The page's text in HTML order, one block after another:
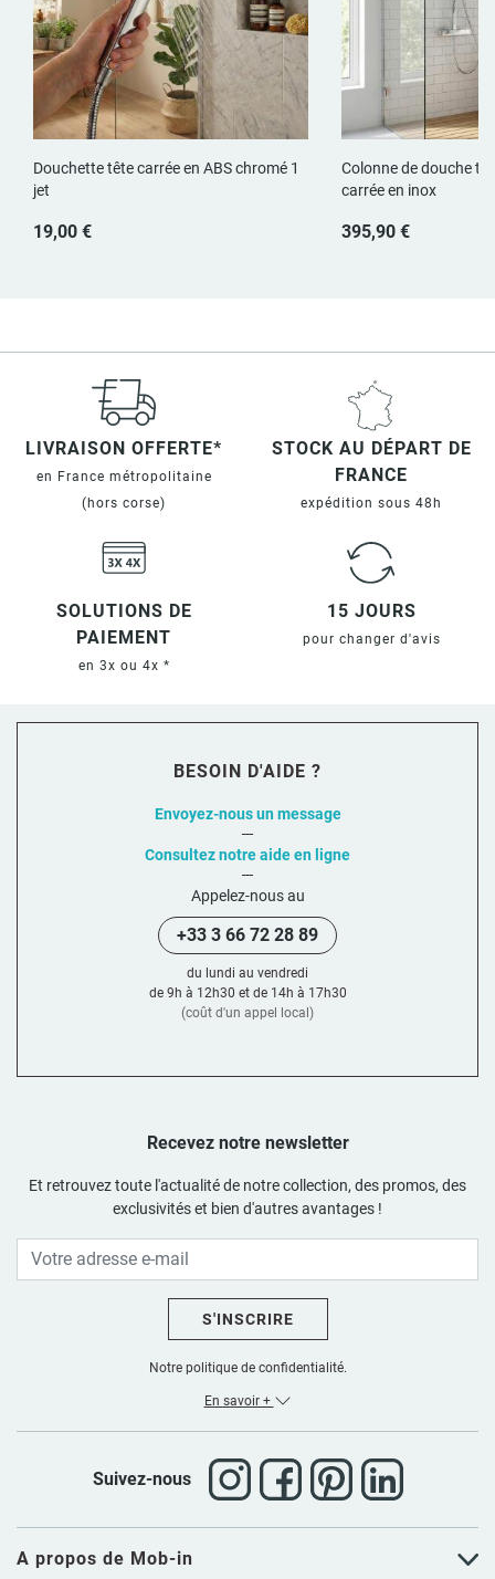
Douchette tête carrée en ABS chromé 1
jet
19,00 €
Colonne de douche
carrée en inox
395,90 €
LIVRAISON OFFERTE*
en France métropolitaine
(hors corse)
STOCK AU DÉPART DE
FRANCE
expédition sous 48h
SOLUTIONS DE
PAIEMENT
en 3x ou 4x *
15 JOURS
pour changer d'avis
A propos de Mob-in
Recevez notre newsletter
Et retrouvez toute l'actualité de notre collection, des promos, des
exclusivités et bien d'autres avantages !
S'INSCRIRE
Notre politique de confidentialité.
En savoir +
Suivez-nous
BESOIN D'AIDE ?
Envoyez-nous un message
Consultez notre aide en ligne
Appelez-nous au
+33 3 66 72 28 89
du lundi au vendredi
de 9h à 12h30 et de 14h à 17h30
(coût d'un appel local)